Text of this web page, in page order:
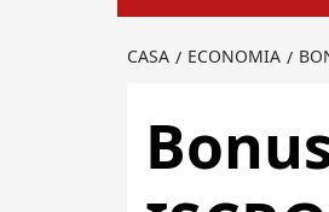
CASA ECONOMIA